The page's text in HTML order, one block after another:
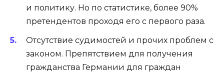
и политику. Но по статистике, более 90%
претендентов проходя его с первого раза.
Отсутствие судимостей и прочих проблем с
законом. Препятствием для получения
гражданства Германии для граждан